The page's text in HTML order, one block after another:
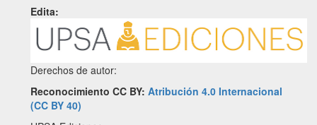
Edita:
Derechos de autor:
Reconocimiento CC BY: Atribución 4.0 Internacional
(CC BY 40)